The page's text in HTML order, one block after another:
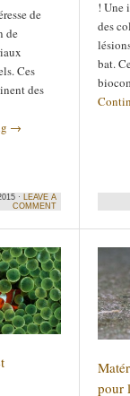
de
de
Ces
des
→
· LEAVE A
COMMENT
! Une
des
bat.
pour